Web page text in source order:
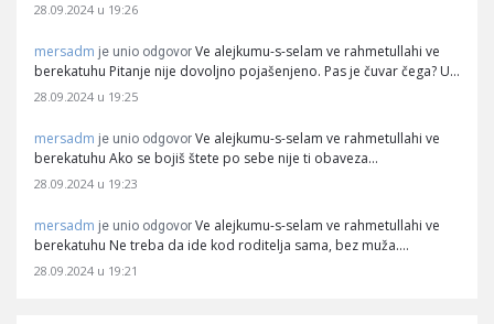
28.09.2024 u 19:26
mersadm je unio odgovor Ve alejkumu-s-selam ve rahmetullahi ve
berekatuhu Pitanje nije dovoljno pojašenjeno. Pas je čuvar čega? U…
28.09.2024 u 19:25
mersadm je unio odgovor Ve alejkumu-s-selam ve rahmetullahi ve
berekatuhu Ako se bojiš štete po sebe nije ti obaveza…
28.09.2024 u 19:23
mersadm je unio odgovor Ve alejkumu-s-selam ve rahmetullahi ve
berekatuhu Ne treba da ide kod roditelja sama, bez muža.…
28.09.2024 u 19:21